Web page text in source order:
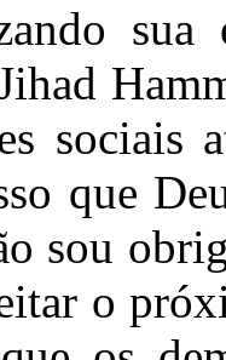
sua
sociais
que
sou
o